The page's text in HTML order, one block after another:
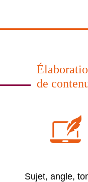
de
Sujet, angle,